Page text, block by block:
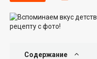
Содержание